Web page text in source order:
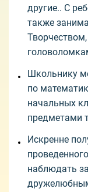
другие.. С
также
Школьнику
по
начальных
предметами
Искренне
наблюдать